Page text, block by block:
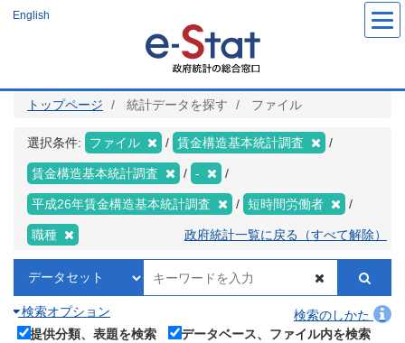
ツ
English
トップページ 統計データを探す ファイル
選択条件: ファイル 賃金構造基本統計調査
賃金構造基本統計調査 -
平成26年賃金構造基本統計調査 短時間労働者
職種 政府統計一覧に戻る（すべて解除）
検索オプション
検索のしかた
提供分類、表題を検索
データベース、ファイル内を検索